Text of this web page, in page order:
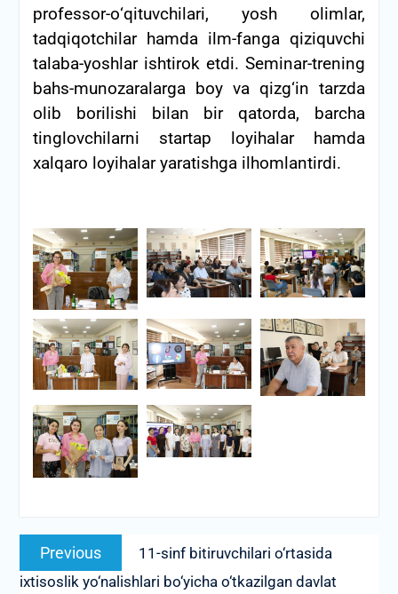
professor-о‘qituvchilari, yosh olimlar,
tadqiqotchilar hamda ilm-fanga qiziquvchi
talaba-yoshlar ishtirok etdi.Seminar-trening
bahs-munozaralarga boy va qizg‘in tarzda
olib borilishi bilan bir qatorda, barcha
tinglovchilarni startap loyihalar hamda
xalqaro loyihalar yaratishga ilhomlantirdi.
Post
menyusi
Previous
Previous
post:
11-sinf bitiruvchilari o‘rtasida
ixtisoslik yo‘nalishlari bo‘yicha o‘tkazilgan davlat